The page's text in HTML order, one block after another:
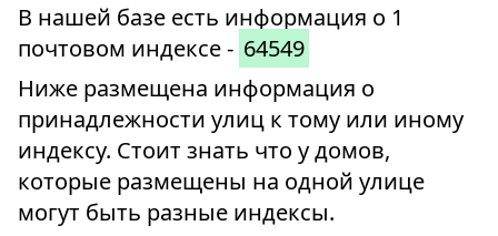
В нашей базе есть информация о 1
почтовом индексе - 64549
Ниже размещена информация о
принадлежности улиц к тому или иному
индексу. Стоит знать что у домов,
которые размещены на одной улице
могут быть разные индексы.